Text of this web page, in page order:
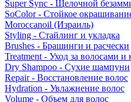
Super Sync - Щелочной
SoColor - Стойкое
Moroccanoil (Израиль)
Styling - Стайлинг и укладка
Brushes - Брашинги и расчески
Treatment - Уход за волосами
Dry Shampoo - Сухие шампуни
Repair - Восстановление волос
Hydration - Увлажнение волос
Volume - Объем для волос